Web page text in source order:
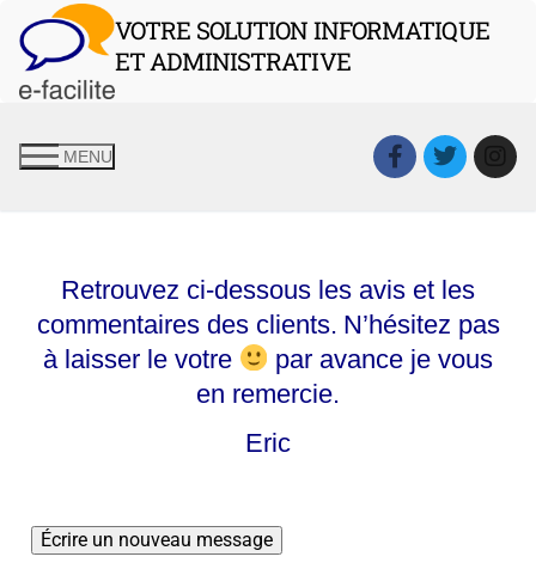
VOTRE SOLUTION INFORMATIQUE
ET ADMINISTRATIVE
MENU
Retrouvez ci-dessous les avis et les
commentaires des clients. N’hésitez pas
à laisser le votre
par avance je vous
en remercie.
Eric